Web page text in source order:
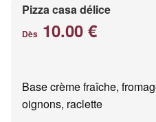
Pizza casa délice
Dès 10.00 €
Base crème fraîche,
oignons, raclette